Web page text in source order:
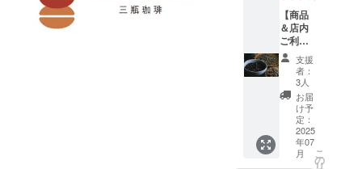
着時に
ご確認
くださ
い】
2025年
8月のご
支援金
確認後
に随時
発送い
たしま
す。
のお買
い物に
ご利用
いただ
けま
す。複
数枚の
利用が
可能で
す。 ・
現金へ
の交換
はでき
【商品
＆店内
ご利用
チケッ
ト】 店
内でも
商品お
買い求
めでも
ご利用
頂ける
チケッ
支援
者：
3人
お届
け予
定：
2025
年07
月
こ
の